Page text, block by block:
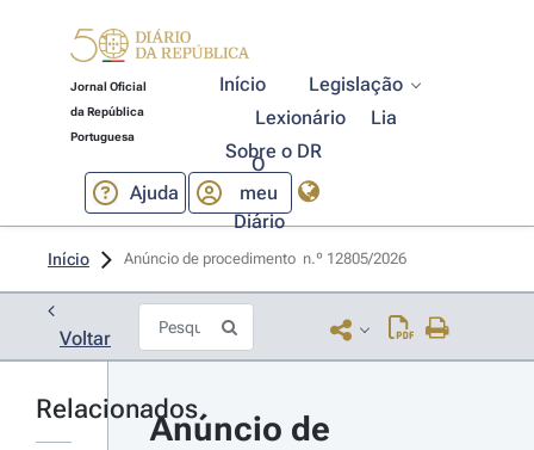
Jornal Oficial
da República
Portuguesa
Início
Legislação
Lexionário
Lia
Sobre o DR
Ajuda
O
meu
Diário
Início Anúncio de procedimento  n.º 12805/2026
Voltar
Relacionados
Anúncio de